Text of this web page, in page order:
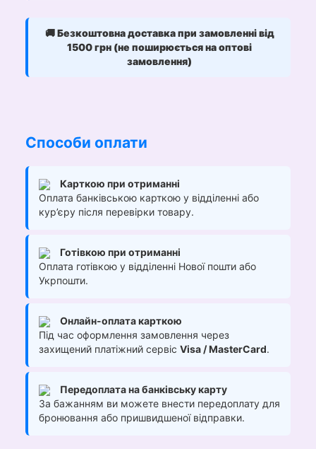
🚚Безкоштовна доставка при замовленні від
1500 грн (не поширюється на оптові
замовлення)
Способи оплати
Карткою при отриманні
Оплата банківською карткою у відділенні або
кур’єру після перевірки товару.
Готівкою при отриманні
Оплата готівкою у відділенні Нової пошти або
Укрпошти.
Онлайн-оплата карткою
Під час оформлення замовлення через
захищений платіжний сервіс Visa / MasterCard.
Передоплата на банківську карту
За бажанням ви можете внести передоплату для
бронювання або пришвидшеної відправки.